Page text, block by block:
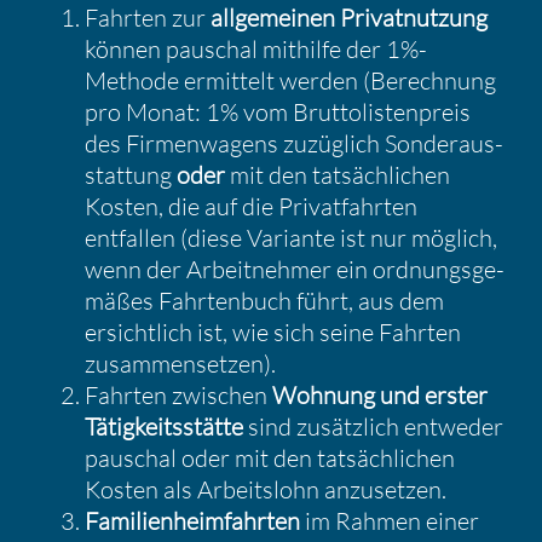
Fahrten zur allge­meinen Privat­nut­zung
können pauschal mithilfe der 1%-
Methode ermit­telt werden (Berech­nung
pro Monat: 1% vom Brutto­lis­ten­preis
des Firmen­wa­gens zuzüg­lich Sonder­aus­
stat­tungoder mit den tatsäch­li­chen
Kosten, die auf die Privat­fahrten
entfallen (diese Variante ist nur möglich,
wenn der Arbeit­nehmer ein ordnungs­ge­
mäßes Fahrten­buch führt, aus dem
ersicht­lich ist, wie sich seine Fahrten
zusam­men­setzen).
Fahrten zwischen Wohnung und erster
Tätig­keits­stätte sind zusätz­lich entweder
pauschal oder mit den tatsäch­li­chen
Kosten als Arbeits­lohn anzusetzen.
Famili­en­heim­fahrten im Rahmen einer